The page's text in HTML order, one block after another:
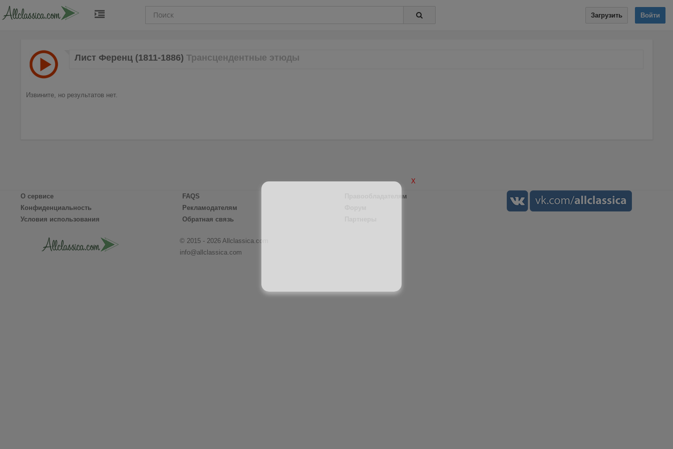
Загрузить Войти
Лист Ференц (1811-1886) Трансцендентные этюды
Извините, но результатов нет.
О сервисе
Конфиденциальность
Условия использования
FAQS
Рекламодателям
Обратная связь
Правообладателям
© 2015 - 2026 Allclassica.com
info@allclassica.com
X